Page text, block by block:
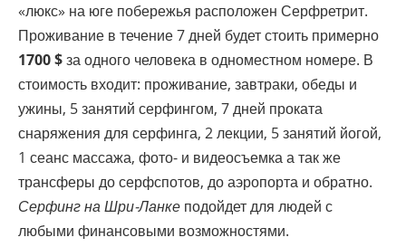
«люкс» на юге побережья расположен Серфретрит.
Проживание в течение 7 дней будет стоить примерно
1700 $за одного человека в одноместном номере. В
стоимость входит: проживание, завтраки, обеды и
ужины, 5 занятий серфингом, 7 дней проката
снаряжения для серфинга, 2 лекции, 5 занятий йогой,
1 сеанс массажа, фото- и видеосъемка а так же
трансферы до серфспотов, до аэропорта и обратно.
Серфинг на Шри-Ланке подойдет для людей с
любыми финансовыми возможностями.